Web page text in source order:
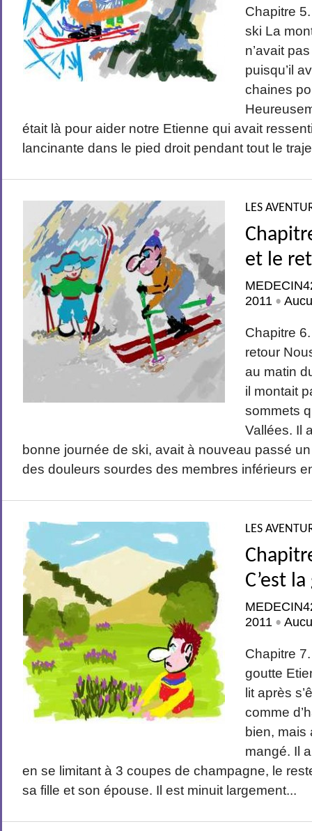
Chapitre
ski La
n’avait
puisqu’il
chaines
était là pour aider notre Etienne qui avait
lancinante dans le pied droit pendant tout le
LES
et le
2011 •
Chapitre
retour
au matin
il montait
sommets
Vallées. Il
bonne journée de ski, avait à nouveau passé
des douleurs sourdes des membres inférieurs
LES
C’est
2011 •
Chapitre
goutte
lit après
comme
bien,
mangé. Il
en se limitant à 3 coupes de champagne, le
sa fille et son épouse. Il est minuit largement...